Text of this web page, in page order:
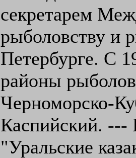
секретарем
рыболовству и
Петербурге. С
районы
Черноморско-
Каспийский. ---
"Уральские